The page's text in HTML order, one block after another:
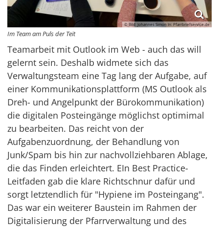
© Bild: Johannes Simon In: Pfarrbriefservice.de
Im Team am Puls der Teit
Teamarbeit mit Outlook im Web - auch das will
gelernt sein. Deshalb widmete sich das
Verwaltungsteam eine Tag lang der Aufgabe, auf
einer Kommunikationsplattform (MS Outlook als
Dreh- und Angelpunkt der Bürokommunikation)
die digitalen Posteingänge möglichst optimimal
zu bearbeiten. Das reicht von der
Aufgabenzuordnung, der Behandlung von
Junk/Spam bis hin zur nachvollziehbaren Ablage,
die das Finden erleichtert. EIn Best Practice-
Leitfaden gab die klare Richtschnur dafür und
sorgt letztendlich für "Hypiene im Posteingang".
Das war ein weiterer Baustein im Rahmen der
Digitalisierung der Pfarrverwaltung und des